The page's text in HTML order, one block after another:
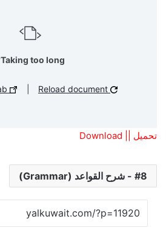
Taking too long?
تحميل || Download
8 - شرح القواعد (Grammar)